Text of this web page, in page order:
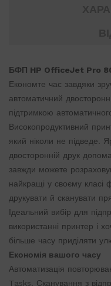
БФП HP OfficeJet Pro
Економте час завдяки
автоматичний
підтримкою
Високопродуктивний
який ніколи не підведе.
двосторонній друк
завжди можете
найкращі у своєму класі
друкувати й сканувати
Ідеальний вибір для
використанні принтер і
більше часу приділяти
Економія вашого часу
Автоматизація
Tasks. Сканування з